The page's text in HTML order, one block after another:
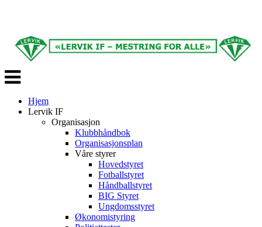
Veksle
navigasjon
Hjem
Lervik IF
Organisasjon
Klubbhåndbok
Organisasjonsplan
Våre styrer
Hovedstyret
Fotballstyret
Håndballstyret
BIG Styret
Ungdomsstyret
Økonomistyring